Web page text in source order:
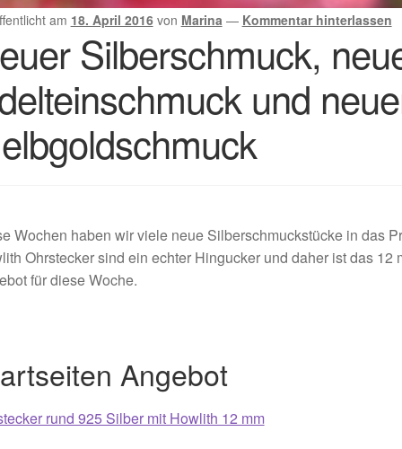
für Weihnachten 2025
Schmuck online kaufen 2016
Schmuck online kaufen 2018 Im Gedenken an
Karneval 2019 – Schmuck zu Fasching & Co.
und Festliches zu Halloween
finden für Ostern 2018
am 18. April 2016 von Marina — Kommentar hinterlassen
Silberschmuck,
und
Wochen haben wir viele neue Silberschmuckstücke in das
Ohrstecker sind ein echter Hingucker und daher ist das 12
für diese Woche.
Angebot
rund 925 Silber mit Howlith 12 mm